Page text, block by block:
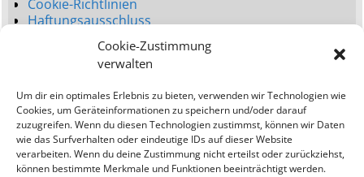
Cookie-Zustimmung
verwalten
Um dir ein optimales Erlebnis zu bieten, verwenden wir Technologien wie
Cookies, um Geräteinformationen zu speichern und/oder darauf
zuzugreifen. Wenn du diesen Technologien zustimmst, können wir Daten
wie das Surfverhalten oder eindeutige IDs auf dieser Website
verarbeiten. Wenn du deine Zustimmung nicht erteilst oder zurückziehst,
können bestimmte Merkmale und Funktionen beeinträchtigt werden.
Cookie-Richtlinien
Haftungsausschluss
Datenschutzerklärung
Seitenbaum
Neues Webdesign (Launch)
Webdesign Umgestaltung (Relaunch)
Bessere Platzierungen (SEO)
Addresse: